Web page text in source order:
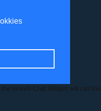
moinAI Chat Widget will call